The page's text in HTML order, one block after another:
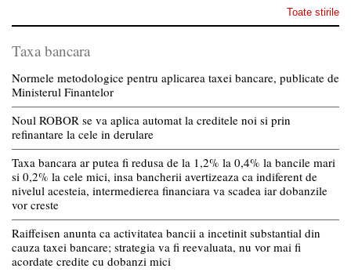
Toate stirile
Taxa bancara
Normele metodologice pentru aplicarea taxei bancare, publicate de
Ministerul Finantelor
Noul ROBOR se va aplica automat la creditele noi si prin
refinantare la cele in derulare
Taxa bancara ar putea fi redusa de la 1,2% la 0,4% la bancile mari
si 0,2% la cele mici, insa bancherii avertizeaza ca indiferent de
nivelul acesteia, intermedierea financiara va scadea iar dobanzile
vor creste
Raiffeisen anunta ca activitatea bancii a incetinit substantial din
cauza taxei bancare; strategia va fi reevaluata, nu vor mai fi
acordate credite cu dobanzi mici